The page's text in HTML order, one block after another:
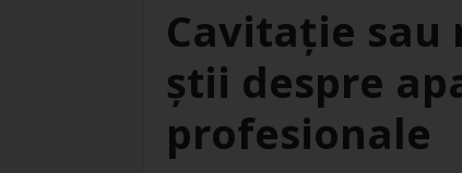
Cavitație sau
știi despre
profesionale